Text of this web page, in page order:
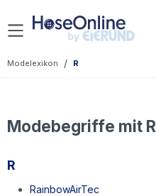
Zum Hauptinhalt springen
Modelexikon / R
Modebegriffe mit R
R
RainbowAirTec